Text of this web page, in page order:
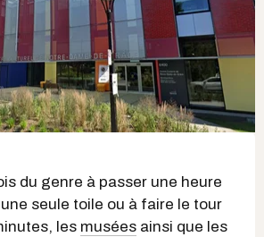
du genre à passer une heure
seule toile ou à faire le tour
les musées ainsi que les